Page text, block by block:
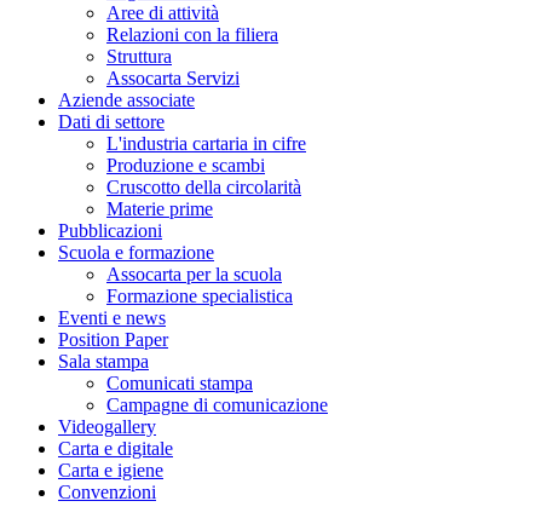
Aree di attività
Relazioni con la filiera
Struttura
Assocarta Servizi
Aziende associate
Dati di settore
L'industria cartaria in cifre
Produzione e scambi
Cruscotto della circolarità
Materie prime
Pubblicazioni
Scuola e formazione
Assocarta per la scuola
Formazione specialistica
Eventi e news
Position Paper
Sala stampa
Comunicati stampa
Campagne di comunicazione
Videogallery
Carta e digitale
Carta e igiene
Convenzioni